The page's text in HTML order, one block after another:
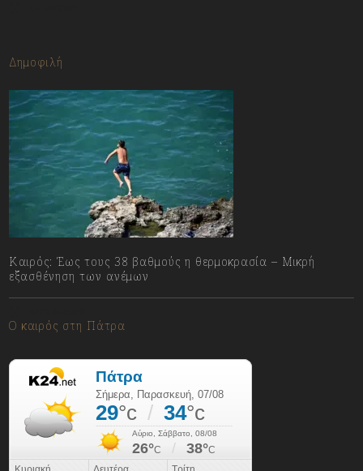
Δημοφιλή
Καιρός: Έως τους 38 βαθμούς η θερμοκρασία – Μικρή
εξασθένηση των ανέμων
Ο καιρός στη Πάτρα